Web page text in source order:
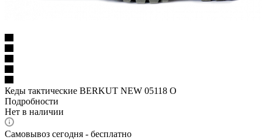
Кеды тактические BERKUT NEW 05118 О
Подробности
Нет в наличии
Самовывоз сегодня - бесплатно